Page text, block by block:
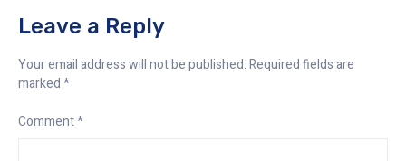
Leave a Reply
Your email address will not be published.Required fields are
marked*
Comment*